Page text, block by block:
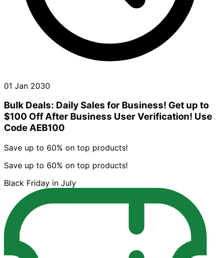
01 Jan 2030
Bulk Deals: Daily Sales for Business! Get up to
$100 Off After Business User Verification! Use
Code AEB100
Save up to 60% on top products!
Save up to 60% on top products!
Black Friday in July